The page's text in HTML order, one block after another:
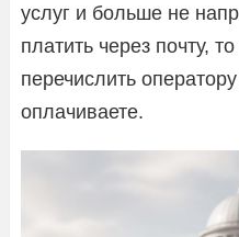
услуг и больше не
платить через почту,
перечислить
оплачиваете.